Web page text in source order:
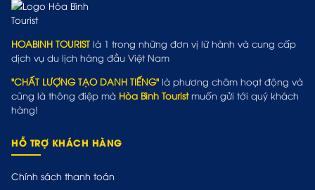
HOABINH TOURIST là 1 trong những đơn vị lữ hành và cung cấp
dịch vụ du lịch hàng đầu Việt Nam
"CHẤT LƯỢNG TẠO DANH TIẾNG" là phương châm hoạt động và
cũng là thông điệp mà Hòa Bình Touristmuốn gửi tới quý khách
hàng!
HỖ TRỢ KHÁCH HÀNG
Chính sách thanh toán